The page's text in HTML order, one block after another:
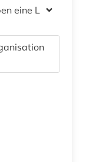
eine Lizenz